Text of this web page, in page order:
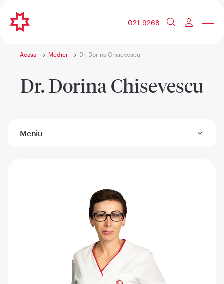
021 9268
Acasa Medici Dr. Dorina Chisevescu
Dr. Dorina Chisevescu
Meniu